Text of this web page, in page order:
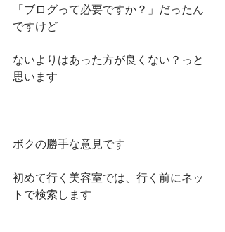
「ブログって必要ですか？」だったん
ですけど
ないよりはあった方が良くない？っと
思います
ボクの勝手な意見です
初めて行く美容室では、行く前にネッ
トで検索します